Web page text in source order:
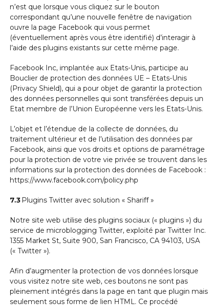
n’est que lorsque vous cliquez sur le bouton
correspondant qu’une nouvelle fenêtre de navigation
ouvre la page Facebook qui vous permet
(éventuellement après vous être identifié) d’interagir à
l’aide des plugins existants sur cette même page.
Facebook Inc, implantée aux Etats-Unis, participe au
Bouclier de protection des données UE – Etats-Unis
(Privacy Shield), qui a pour objet de garantir la protection
des données personnelles qui sont transférées depuis un
Etat membre de l’Union Européenne vers les Etats-Unis.
L’objet et l’étendue de la collecte de données, du
traitement ultérieur et de l’utilisation des données par
Facebook, ainsi que vos droits et options de paramétrage
pour la protection de votre vie privée se trouvent dans les
informations sur la protection des données de Facebook :
https://www.facebook.com/policy.php
7.3 Plugins Twitter avec solution « Shariff »
Notre site web utilise des plugins sociaux (« plugins ») du
service de microblogging Twitter, exploité par Twitter Inc.
1355 Market St, Suite 900, San Francisco, CA 94103, USA
(« Twitter »).
Afin d’augmenter la protection de vos données lorsque
vous visitez notre site web, ces boutons ne sont pas
pleinement intégrés dans la page en tant que plugin mais
seulement sous forme de lien HTML. Ce procédé